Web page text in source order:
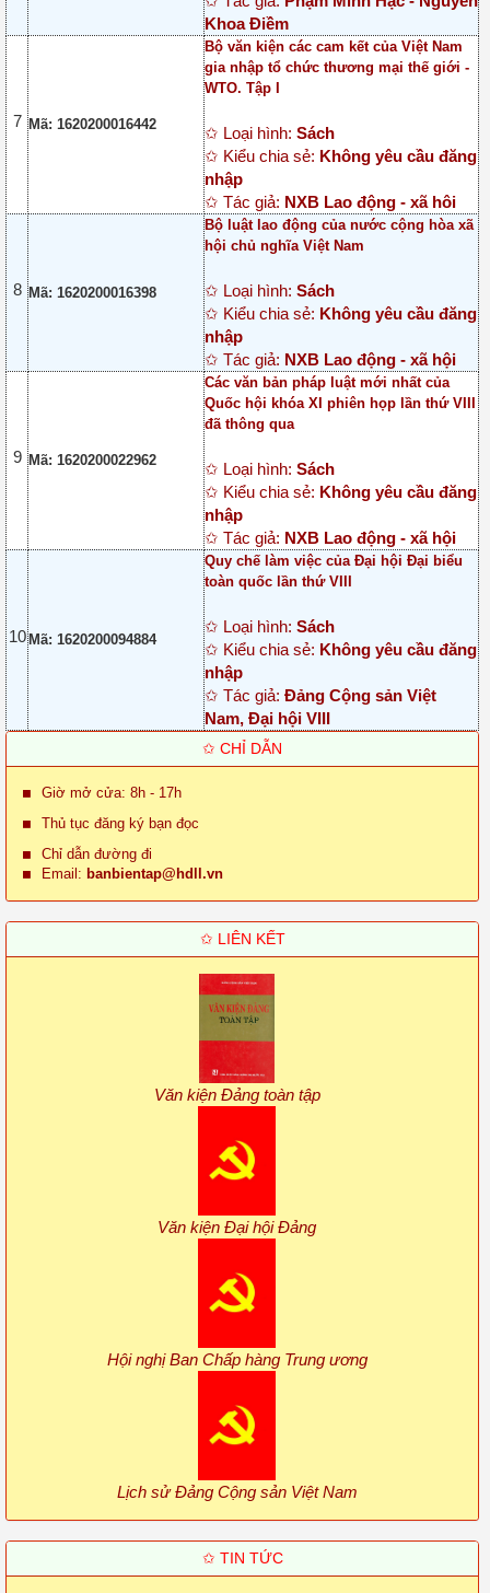
Khoa Điềm
7 Mã: 1620200016442
Bộ văn kiện các cam kết của Việt Nam
gia nhập tổ chức thương mại thế giới -
WTO. Tập I
✩ Loại hình: Sách
✩ Kiểu chia sẻ: Không yêu cầu đăng
nhập
✩ Tác giả: NXB Lao động - xã hôi
8 Mã: 1620200016398
Bộ luật lao động của nước cộng hòa xã
hội chủ nghĩa Việt Nam
✩ Loại hình: Sách
✩ Kiểu chia sẻ: Không yêu cầu đăng
nhập
✩ Tác giả: NXB Lao động - xã hội
9 Mã: 1620200022962
Các văn bản pháp luật mới nhất của
Quốc hội khóa XI phiên họp lần thứ VIII
đã thông qua
✩ Loại hình: Sách
✩ Kiểu chia sẻ: Không yêu cầu đăng
nhập
✩ Tác giả: NXB Lao động - xã hội
10 Mã: 1620200094884
Quy chế làm việc của Đại hội Đại biểu
toàn quốc lần thứ VIII
✩ Loại hình: Sách
✩ Kiểu chia sẻ: Không yêu cầu đăng
nhập
✩ Tác giả: Đảng Cộng sản Việt
Nam, Đại hội VIII
✩ CHỈ DẪN
Giờ mở cửa: 8h - 17h
Thủ tục đăng ký bạn đọc
Chỉ dẫn đường đi
Email: banbientap@hdll.vn
✩ LIÊN KẾT
Văn kiện Đảng toàn tập
Văn kiện Đại hội Đảng
Hội nghị Ban Chấp hàng Trung ương
Lịch sử Đảng Cộng sản Việt Nam
✩ TIN TỨC